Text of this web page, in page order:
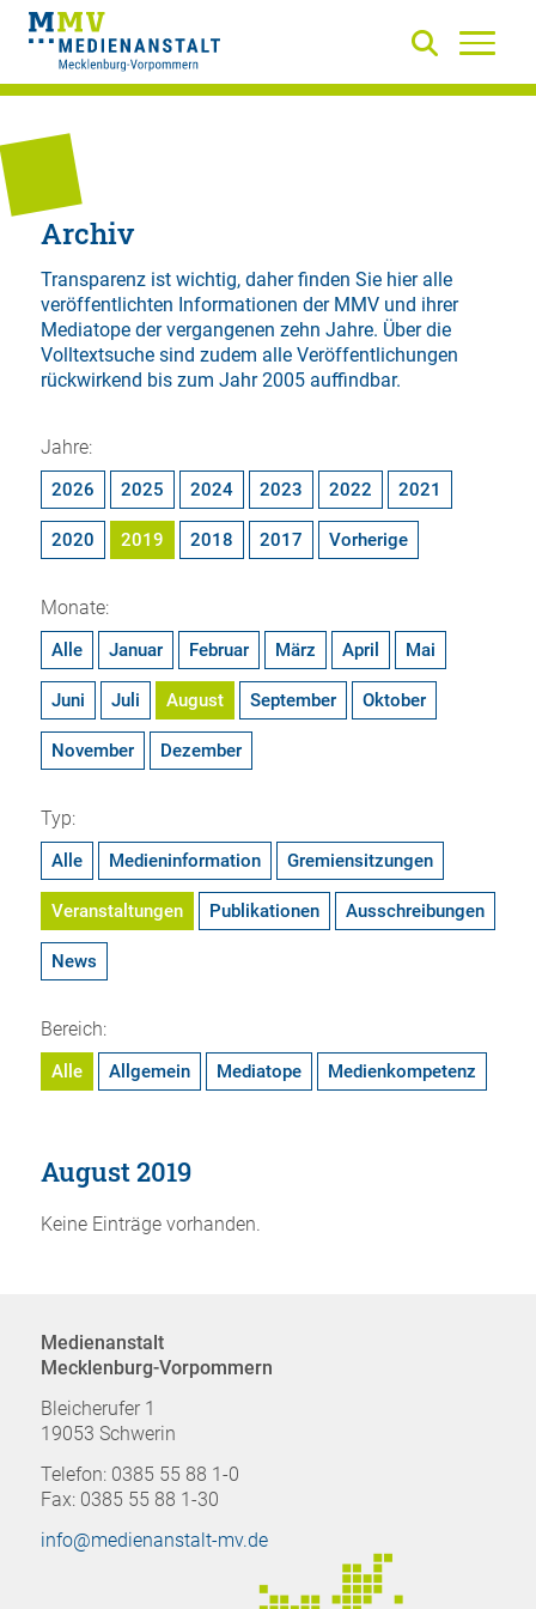
Archiv
Transparenz ist wichtig, daher finden Sie hier alle
veröffentlichten Informationen der MMV und ihrer
Mediatope der vergangenen zehn Jahre. Über die
Volltextsuchesind zudem alle Veröffentlichungen
rückwirkend bis zum Jahr 2005 auffindbar.
Jahre:
2026 2025 2024 2023 2022 2021
2020 2019 2018 2017 Vorherige
Monate:
Alle Januar Februar März April Mai
Juni Juli August September Oktober
November Dezember
Typ:
Alle Medieninformation Gremiensitzungen
Veranstaltungen Publikationen Ausschreibungen
News
Bereich:
Alle Allgemein Mediatope Medienkompetenz
August 2019
Keine Einträge vorhanden.
Medienanstalt
Mecklenburg-Vorpommern
Bleicherufer 1
19053 Schwerin
Telefon: 0385 55 88 1-0
Fax: 0385 55 88 1-30
info@medienanstalt-mv.de